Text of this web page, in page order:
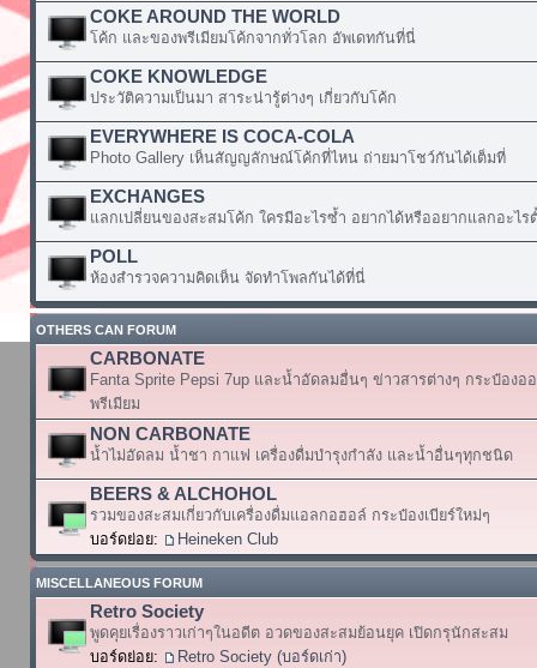
COKE AROUND THE WORLD
โค้ก และของพรีเมียมโค้กจากทั่วโลก อัพเดทกันที่นี่
COKE KNOWLEDGE
ประวัติความเป็นมา สาระน่ารู้ต่างๆ เกี่ยวกับโค้ก
EVERYWHERE IS COCA-COLA
Photo Gallery เห็นสัญญลักษณ์โค้กที่ไหน ถ่ายมาโชว์กันได้เต็มที่
EXCHANGES
แลกเปลี่ยนของสะสมโค้ก ใครมีอะไรซ้ำ อยากได้หรืออยากแลกอะไร
POLL
ห้องสำรวจความคิดเห็น จัดทำโพลกันได้ที่นี่
OTHERS CAN FORUM
CARBONATE
Fanta Sprite Pepsi 7up และน้ำอัดลมอื่นๆ ข่าวสารต่างๆ กระป๋องอ
พรีเมียม
NON CARBONATE
น้ำไม่อัดลม น้ำชา กาแฟ เครื่องดื่มบำรุงกำลัง และน้ำอื่นๆทุกชนิด
BEERS & ALCHOHOL
รวมของสะสมเกี่ยวกับเครื่องดื่มแอลกอฮอล์ กระป๋องเบียร์ใหม่ๆ
บอร์ดย่อย:
Heineken Club
MISCELLANEOUS FORUM
Retro Society
พูดคุยเรื่องราวเก่าๆในอดีต อวดของสะสมย้อนยุค เปิดกรุนักสะสม
บอร์ดย่อย:
Retro Society (บอร์ดเก่า)